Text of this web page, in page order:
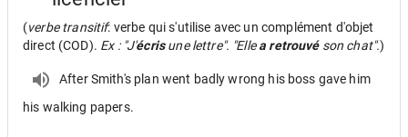
(verbe transitif: verbe qui s'utilise avec un complément d'objet
direct (COD). Ex : "J'écrisune lettre". "Ellea retrouvéson chat".)
After Smith's plan went badly wrong his boss gave him
his walking papers.